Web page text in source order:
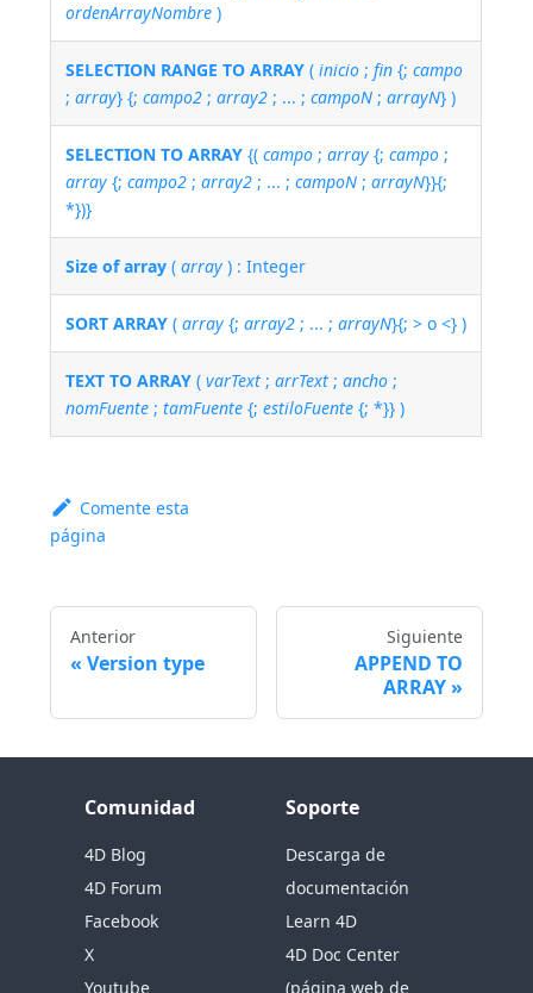
ordenArrayNombre )
SELECTION RANGE TO ARRAY (inicio ;fin {;campo
;array} {;campo2 ;array2 ; ... ;campoN ;arrayN} )
SELECTION TO ARRAY {(campo ;array {;campo ;
array {;campo2 ;array2 ; ... ;campoN ;arrayN}}{;
*})}
Size of array (array ) : Integer
SORT ARRAY (array {;array2 ; ... ;arrayN}{; > o <} )
TEXT TO ARRAY (varText ;arrText ;ancho ;
nomFuente ;tamFuente {;estiloFuente {; *}} )
Comente esta
página
Anterior
Version type
Siguiente
APPEND TO
ARRAY
Comunidad
4D Blog
4D Forum
Facebook
X
Youtube
Soporte
Descarga de
documentación
Learn 4D
4D Doc Center
(página web de